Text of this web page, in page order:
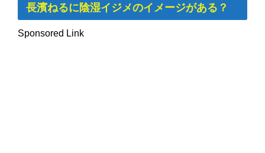
長濱ねるに陰湿イジメのイメージがある？
Sponsored Link